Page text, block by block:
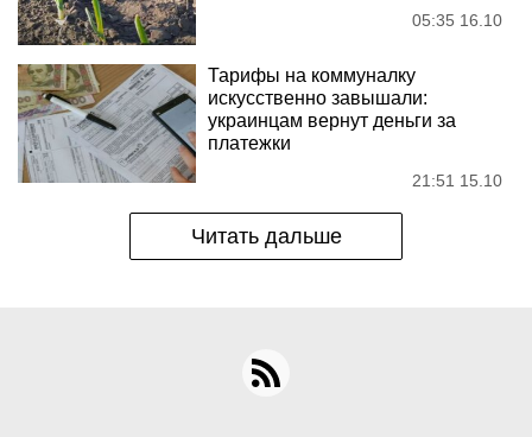
05:35 16.10
Тарифы на коммуналку
искусственно завышали:
украинцам вернут деньги за
платежки
21:51 15.10
Читать дальше